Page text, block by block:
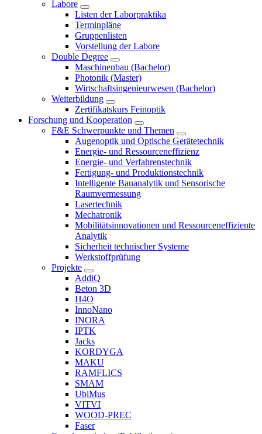
Labore
Listen der Laborpraktika
Terminpläne
Gruppenlisten
Vorstellung der Labore
Double Degree
Maschinenbau (Bachelor)
Photonik (Master)
Wirtschaftsingenieurwesen (Bachelor)
Weiterbildung
Zertifikatskurs Feinoptik
Forschung und Kooperation
F&E Schwerpunkte und Themen
Augenoptik und Optische Gerätetechnik
Energie- und Ressourceneffizienz
Energie- und Verfahrenstechnik
Fertigung- und Produktionstechnik
Intelligente Bauanalytik und Sensorische
Raumvermessung
Lasertechnik
Mechatronik
Mobilitätsinnovationen und Ressourceneffiziente
Analytik
Sicherheit technischer Systeme
Werkstoffprüfung
Projekte
AddiQ
Beton 3D
H4O
InnoNano
INORA
IPTK
Jacks
KORDYGA
MAKU
RAMFLICS
SMAM
UbiMus
VITVI
WOOD-PREC
Faser